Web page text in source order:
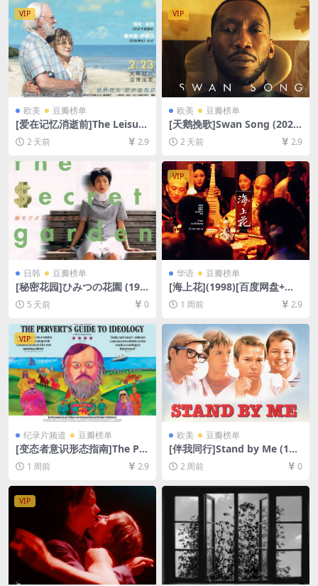
VIP
欧美 豆瓣榜单
[爱在记忆消逝前]The Leisure
Seeker (2017)[百度网盘+夸
克网盘1080P超清未删减资源]
[网盘在线播放/下载][MP4/7.
7GB][中英字幕]
2 天前 2.9
VIP
欧美 豆瓣榜单
[天鹅挽歌]Swan Song (2021)
[百度网盘+夸克网盘1080P超
清未删减资源][网盘在线播放/
下载][MP4/7.5GB][中英字幕]
2 天前 2.9
日韩 豆瓣榜单
[秘密花园]ひみつの花園 (199
7)[百度网盘+夸克网盘1080P
超清未删减资源][网盘在线播
幕]
5 天前 0
VIP
华语 豆瓣榜单
[海上花](1998)[百度网盘+夸
克网盘1080P超清未删减资源]
[网盘在线播放/下载][MP4/7.
1 周前 2.9
VIP
纪录片频道 豆瓣榜单
[变态者意识形态指南]The Per
vert’s Guide to Ideology (2
013)[百度网盘+夸克网盘1080
P超清未删减资源][网盘在线播
放/下载][MP4/9GB][中英字
幕]
1 周前 2.9
欧美 豆瓣榜单
[伴我同行]Stand by Me (198
6)[百度网盘+夸克网盘1080P
超清未删减资源][网盘在线播
放/下载][MP4/5.8GB][中英字
幕]
2 周前 0
VIP